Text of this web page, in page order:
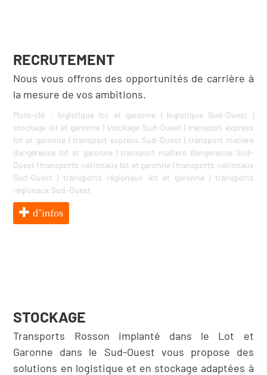
RECRUTEMENT
Nous vous offrons des opportunités de carrière à
la mesure de vos ambitions.
Mots-clé : logistique lot et garonne | logistique Sud-Ouest |
stockage lot et garonne | stockage Sud-Ouest | transport express
lot et garonne | transport express Sud-Ouest | transport matiere
dangereuse lot et garonne| transport matiere dangereuse Sud-
Ouest | transports nationaux lot et garonne | transports nationaux
Sud-Ouest | transports régionaux lot et garonne| transports
régionaux Sud-Ouest
d’infos
STOCKAGE
Transports Rosson implanté dans le Lot et
Garonne dans le Sud-Ouest vous propose des
solutions en logistique et en stockage adaptées à